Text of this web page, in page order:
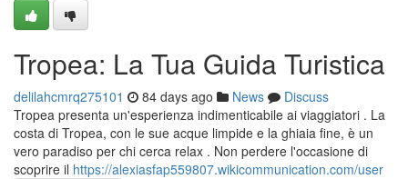
Tropea: La Tua Guida Turistica
delilahcmrq275101 84 days ago News
Discuss
Tropea presenta un'esperienza indimenticabile ai viaggiatori . La
costa di Tropea, con le sue acque limpide e la ghiaia fine, è un
vero paradiso per chi cerca relax . Non perdere l'occasione di
scoprire il https://alexiasfap559807.wikicommunication.com/user